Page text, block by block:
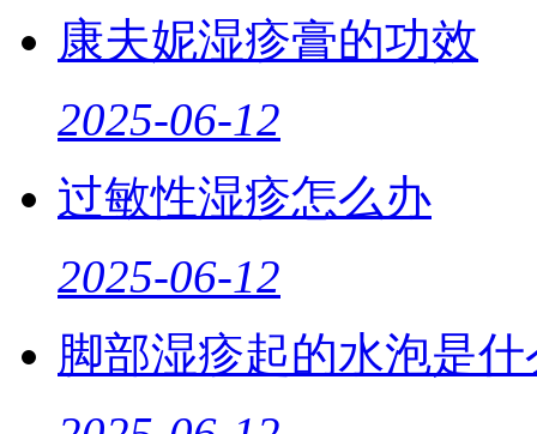
康夫妮湿疹膏的功效
2025-06-12
过敏性湿疹怎么办
2025-06-12
脚部湿疹起的水泡是